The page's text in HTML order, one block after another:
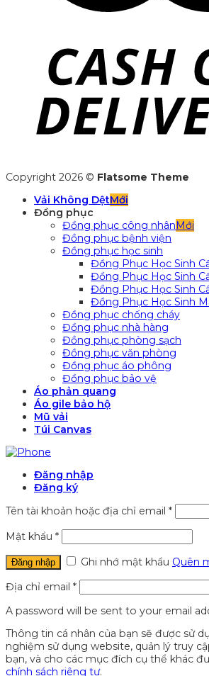
Copyright 2026 © Flatsome Theme
Vải Không Dệt
Đồng phục
Đồng phục công nhân
Đồng phục bệnh viện
Đồng phục học sinh
Đồng Phục Học Sinh
Đồng Phục Học Sinh
Đồng Phục Học Sinh
Đồng Phục Học Sinh
Đồng phục chống cháy
Đồng phục nhà hàng
Đồng phục phòng sạch
Đồng phục văn phòng
Đồng phục áo phông
Đồng phục bảo vệ
Áo phản quang
Áo gile bảo hộ
Mũ vải
Túi Canvas
Đăng nhập
Đăng ký
Tên tài khoản hoặc địa chỉ email *
Mật khẩu *
Đăng nhập Ghi nhớ mật khẩu Quên
Địa chỉ email *
A password will be sent to your email
Thông tin cá nhân của bạn sẽ được sử
nghiệm sử dụng website, quản lý truy
bạn, và cho các mục đích cụ thể khác
chính sách riêng tư.